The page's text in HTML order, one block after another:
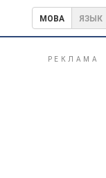
МОВА ЯЗЫК